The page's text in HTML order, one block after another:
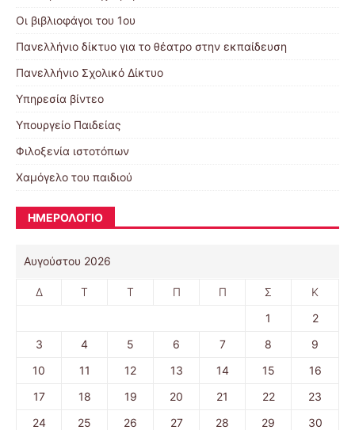
Οι βιβλιοφάγοι του 1ου
Πανελλήνιο δίκτυο για το θέατρο στην εκπαίδευση
Πανελλήνιο Σχολικό Δίκτυο
Υπηρεσία βίντεο
Υπουργείο Παιδείας
Φιλοξενία ιστοτόπων
Χαμόγελο του παιδιού
ΗΜΕΡΟΛΟΓΙΟ
Αυγούστου 2026
Δ Τ Τ Π Π Σ Κ
1
2
3
4 5 6 7 8
9
10
11 12 13 14 15
16
17
18 19 20 21 22
23
24
25 26 27 28 29
30